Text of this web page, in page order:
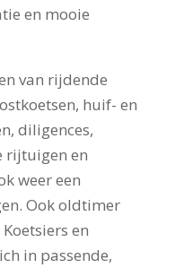
en mooie
van rijdende
huif- en
diligences,
rijtuigen en
weer een
Ook oldtimer
en
in passende,